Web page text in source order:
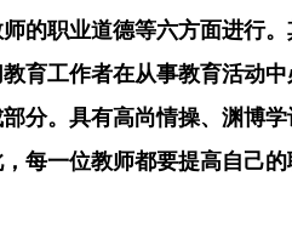
的职业道德等六方面进行。
育工作者在从事教育活动
分。具有高尚情操、渊博
，每一位教师都要提高自己